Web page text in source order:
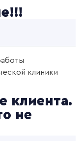
клиники
клиента.
не